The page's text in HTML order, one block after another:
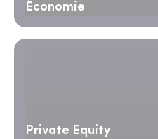
Économie
Private Equity